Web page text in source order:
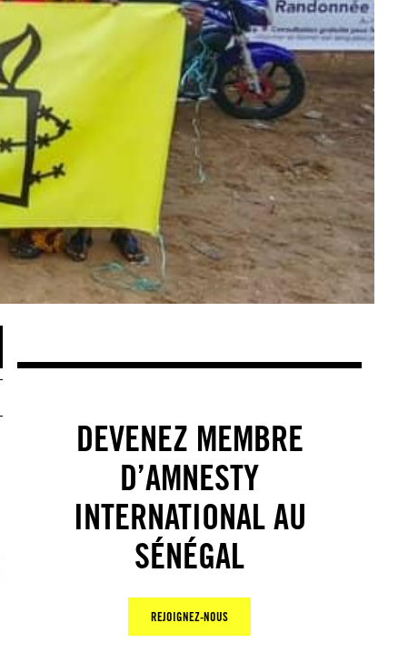
DEVENEZ MEMBRE
D’AMNESTY
INTERNATIONAL AU
SÉNÉGAL
REJOIGNEZ-NOUS